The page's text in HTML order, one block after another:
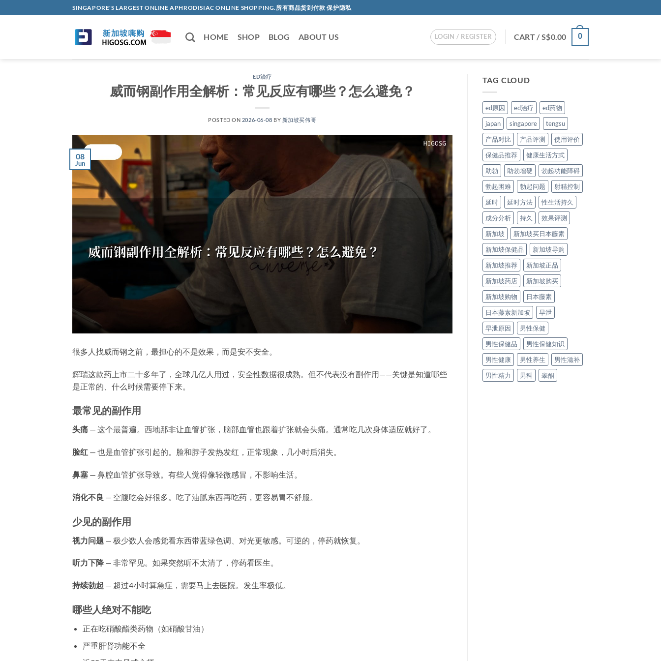
to
SINGAPORE'S LARGEST ONLINE APHRODISIAC ONLINE SHOPPING.所有商品货到付款 保护隐私
HOME SHOP BLOG ABOUT US LOGIN / REGISTER CART /S$0.00 0
ED治疗
威而钢副作用全解析：常见反应有哪些？怎么避免？
POSTED ON 2026-06-08 BY 新加坡买伟哥
08
Jun
很多人找威而钢之前，最担心的不是效果，而是安不安全。
辉瑞这款药上市二十多年了，全球几亿人用过，安全性数据很成熟。但不代表没有副作用——关键是知道哪些
是正常的、什么时候需要停下来。
最常见的副作用
头痛 — 这个最普遍。西地那非让血管扩张，脑部血管也跟着扩张就会头痛。通常吃几次身体适应就好了。
脸红 — 也是血管扩张引起的。脸和脖子发热发红，正常现象，几小时后消失。
鼻塞 — 鼻腔血管扩张导致。有些人觉得像轻微感冒，不影响生活。
消化不良 — 空腹吃会好很多。吃了油腻东西再吃药，更容易胃不舒服。
少见的副作用
视力问题 — 极少数人会感觉看东西带蓝绿色调、对光更敏感。可逆的，停药就恢复。
听力下降 — 非常罕见。如果突然听不太清了，停药看医生。
持续勃起 — 超过4小时算急症，需要马上去医院。发生率极低。
哪些人绝对不能吃
正在吃硝酸酯类药物（如硝酸甘油）
严重肝肾功能不全
TAG CLOUD
ed原因 ed治疗
ed药物
japan
singapore
tengsu
产品对比
产品评测
使用评价
保健品推荐
健康生活方式
助勃
助勃增硬
勃起功能障碍
勃起困难
勃起问题
射精控制
延时
延时方法
性生活持久
成分分析
持久
效果评测
新加坡
新加坡买日本藤素
新加坡保健品
新加坡导购
新加坡推荐
新加坡正品
新加坡药店
新加坡购买
新加坡购物
日本藤素
日本藤素新加坡
早泄
早泄原因
男性保健
男性保健品
男性保健知识
男性健康
男性养生
男性滋补
男性精力
男科 睾酮